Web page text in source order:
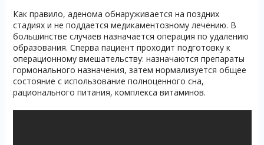
Как правило, аденома обнаруживается на поздних
стадиях и не поддается медикаментозному лечению. В
большинстве случаев назначается операция по удалению
образования. Сперва пациент проходит подготовку к
операционному вмешательству: назначаются препараты
гормонального назначения, затем нормализуется общее
состояние с использование полноценного сна,
рационального питания, комплекса витаминов.